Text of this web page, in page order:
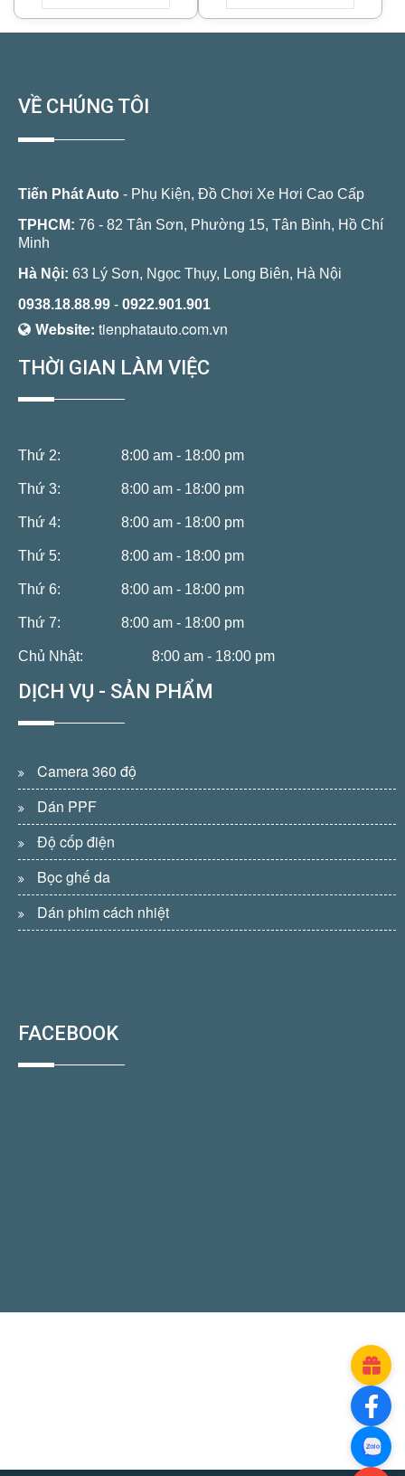
VỀ CHÚNG TÔI
Tiến Phát Auto - Phụ Kiện, Đồ Chơi Xe Hơi Cao Cấp
TPHCM: 76 - 82 Tân Sơn, Phường 15, Tân Bình, Hồ Chí
Minh
Hà Nội: 63 Lý Sơn, Ngọc Thụy, Long Biên, Hà Nội
0938.18.88.99 - 0922.901.901
Website: tienphatauto.com.vn
THỜI GIAN LÀM VIỆC
Thứ 2: 8:00 am - 18:00 pm
Thứ 3: 8:00 am - 18:00 pm
Thứ 4: 8:00 am - 18:00 pm
Thứ 5: 8:00 am - 18:00 pm
Thứ 6: 8:00 am - 18:00 pm
Thứ 7: 8:00 am - 18:00 pm
Chủ Nhật: 8:00 am - 18:00 pm
DỊCH VỤ - SẢN PHẨM
Camera 360 độ
Dán PPF
Độ cốp điện
Bọc ghế da
Dán phim cách nhiệt
FACEBOOK